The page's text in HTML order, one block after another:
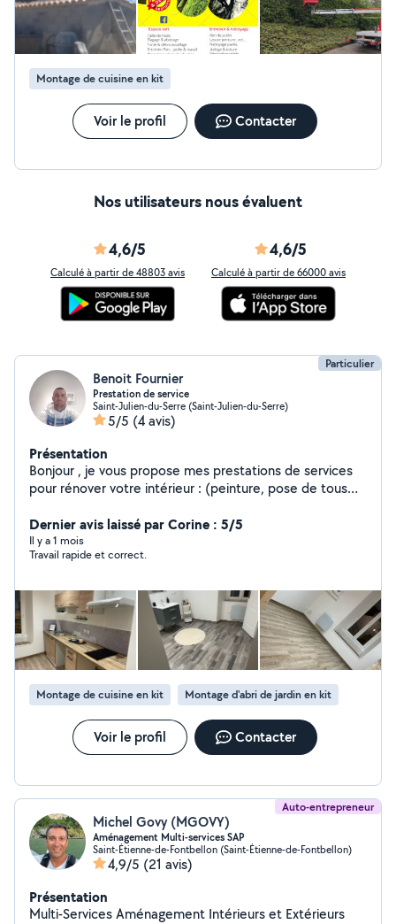
Montage de cuisine en kit
Voir le profil Contacter
Nos utilisateurs nous évaluent
4,6/5
Calculé à partir de 48803 avis
4,6/5
Calculé à partir de 66000 avis
Particulier
Benoit Fournier
Prestation de service
Saint-Julien-du-Serre (Saint-Julien-du-Serre)
5/5 (4 avis)
Présentation
Bonjour , je vous propose mes prestations de services
pour rénover votre intérieur : (peinture, pose de tous
etc.) ainsi des prestations d'espaces verts (
débroussaillage, tonte, etc..) . Je suis à votre écoute,
étudie toutes demande et m'adapte au besoin de la
Dernier avis laissé par Corine : 5/5
Il y a 1 mois
Travail rapide et correct.
Montage de cuisine en kit Montage d'abri de jardin en kit
Voir le profil Contacter
Auto-entrepreneur
Michel Govy (MGOVY)
Aménagement Multi-services SAP
Saint-Étienne-de-Fontbellon (Saint-Étienne-de-Fontbellon)
4,9/5 (21 avis)
Présentation
Multi-Services Aménagement Intérieurs et Extérieurs